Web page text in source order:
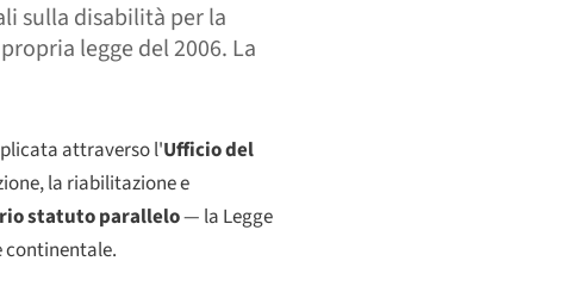
sulla disabilità per la
legge del 2006. La
attraverso l'Ufficio del
la riabilitazione e
statuto parallelo— la Legge
continentale.